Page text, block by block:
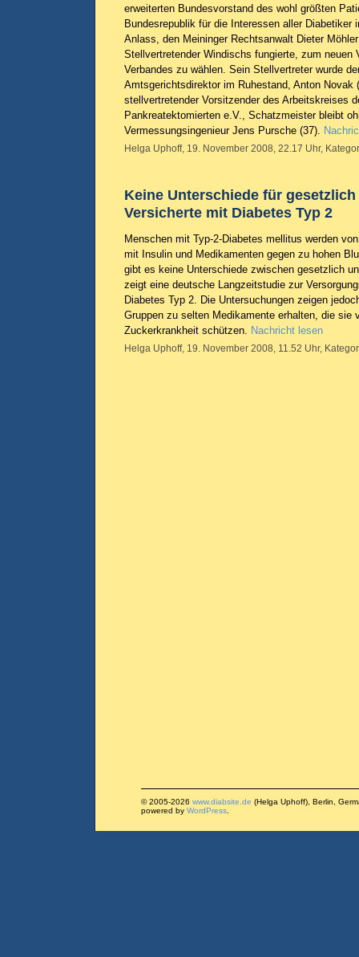
erweiterten Bundesvorstand des wohl größten
Bundesrepublik für die Interessen aller Diabetiker
Anlass, den Meininger Rechtsanwalt Dieter
Stellvertretender Windischs fungierte, zum neuen
Verbandes zu wählen. Sein Stellvertreter wurde
Amtsgerichtsdirektor im Ruhestand, Anton Novak
stellvertretender Vorsitzender des Arbeitskreises
Pankreatektomierten e.V., Schatzmeister bleibt
Vermessungsingenieur Jens Pursche (37).
Helga Uphoff, 19. November 2008, 22.17 Uhr,
Keine Unterschiede für
Versicherte mit Diabetes Typ 2
Menschen mit Typ-2-Diabetes mellitus werden
mit Insulin und Medikamenten gegen zu hohen
gibt es keine Unterschiede zwischen gesetzlich
zeigt eine deutsche Langzeitstudie zur
Diabetes Typ 2. Die Untersuchungen zeigen
Gruppen zu selten Medikamente erhalten, die sie
Zuckerkrankheit schützen. Nachricht lesen
Helga Uphoff, 19. November 2008, 11.52 Uhr,
© 2005-2026 www.diabsite.de (Helga Uphoff), Berlin,
powered by WordPress.